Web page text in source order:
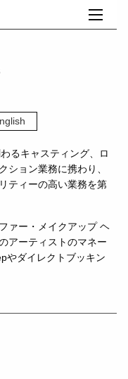
るキャスティング、ロ
ション業務に携わり、
ティーの高い業務を第
ァー・メイクアップ ヘ
アーティストのマネー
やダイレクトブッキン